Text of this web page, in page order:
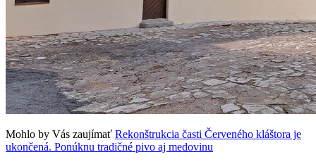
Mohlo by Vás zaujímať Rekonštrukcia časti Červeného kláštora je
ukončená. Ponúknu tradičné pivo aj medovinu